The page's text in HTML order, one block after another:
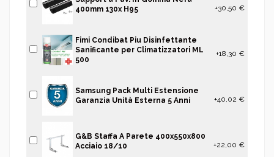
400mm 130x H95
+30,50 €
Fimi Condibat Piu Disinfettante
Sanificante per Climatizzatori ML
500
+18,30 €
Samsung Pack Multi Estensione
Garanzia Unità Esterna 5 Anni
+40,02 €
G&B Staffa A Parete 400x550x800
Acciaio 18/10
+22,00 €